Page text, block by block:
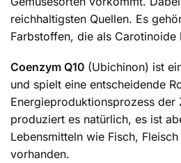
reichhaltigsten Quellen. Es
Farbstoffen, die als Carotinoide
Coenzym Q10 (Ubichinon) ist
und spielt eine entscheidende
Energieproduktionsprozess der
produziert es natürlich, es ist
Lebensmitteln wie Fisch,
vorhanden.